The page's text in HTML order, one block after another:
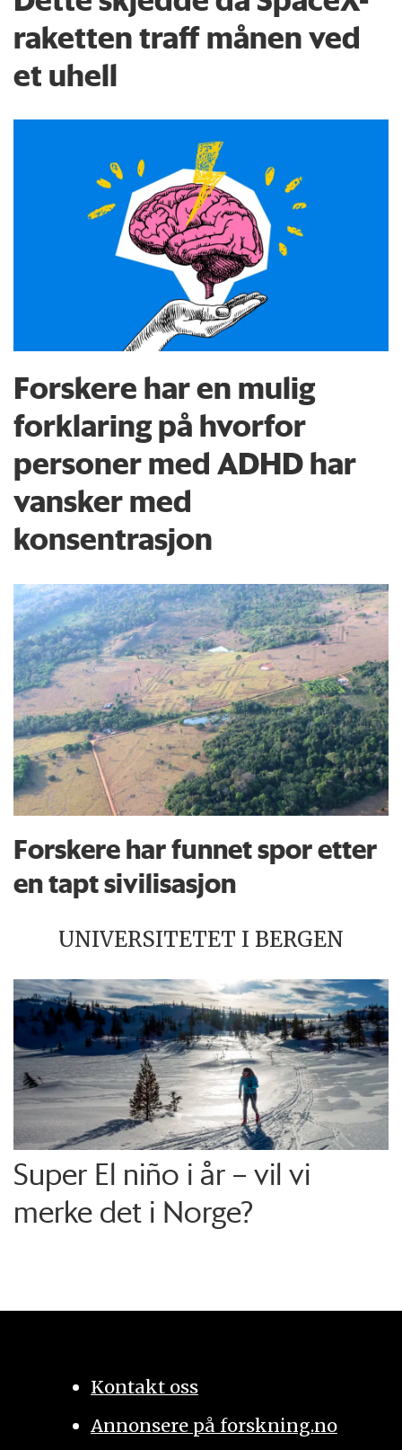
raketten traff månen ved
et uhell
Forskere har en mulig
forklaring på hvorfor
personer med ADHD har
vansker med
konsentrasjon
Forskere har funnet spor etter
en tapt sivilisasjon
UNIVERSITETET I BERGEN
Super El niño i år – vil vi
merke det i Norge?
Kontakt oss
Annonsere på forskning.no